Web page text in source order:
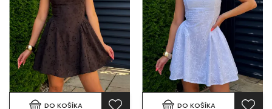
DO KOŠÍKA DO KOŠÍKA